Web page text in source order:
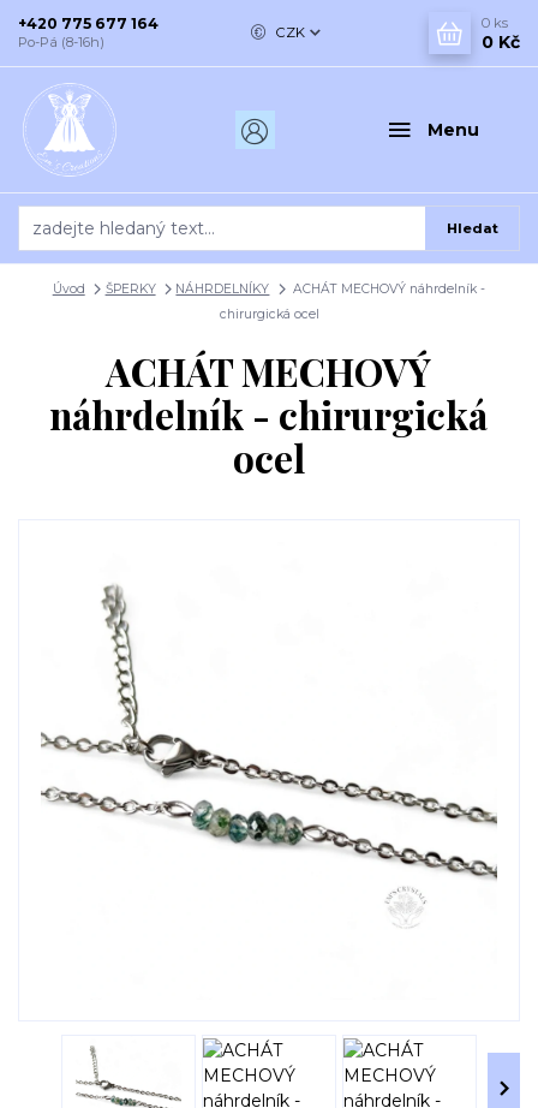
Menu
CZK
Hledat
+420 775 677 164
Po-Pá (8-16h)
0 ks
0 Kč
Úvod ŠPERKY NÁHRDELNÍKY
ACHÁT MECHOVÝ náhrdelník -
chirurgická ocel
ACHÁT MECHOVÝ
náhrdelník - chirurgická
ocel